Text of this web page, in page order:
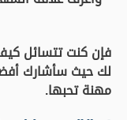
حتي تتمكن من فعل
العميق، وربما أيضًا
تقييمك لنفسك